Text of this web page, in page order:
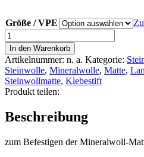
Größe / VPE
Klebestifte
Menge
In den Warenkorb
Artikelnummer: n. a. Kategorie:
Steinwolle, Mineralwolle, Matte,
Steinwollmatte, Klebestift
Produkt teilen:
Beschreibung
zum Befestigen der Mineralwoll-